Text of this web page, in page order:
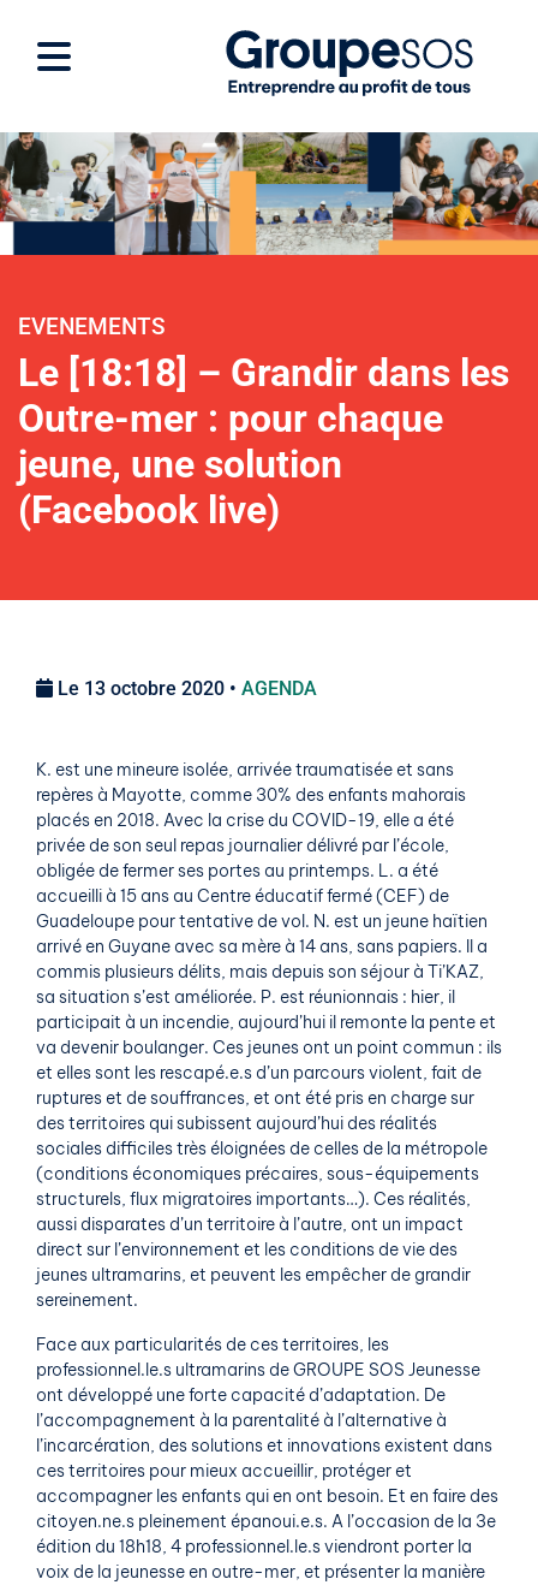
EVENEMENTS
Le [18:18] – Grandir dans les
Outre-mer : pour chaque
jeune, une solution
(Facebook live)
Le 13 octobre 2020 • AGENDA
K. est une mineure isolée, arrivée traumatisée et sans
repères à Mayotte, comme 30% des enfants mahorais
placés en 2018. Avec la crise du COVID-19, elle a été
privée de son seul repas journalier délivré par l’école,
obligée de fermer ses portes au printemps. L. a été
accueilli à 15 ans au Centre éducatif fermé (CEF) de
Guadeloupe pour tentative de vol. N. est un jeune haïtien
arrivé en Guyane avec sa mère à 14 ans, sans papiers. Il a
commis plusieurs délits, mais depuis son séjour à Ti’KAZ,
sa situation s’est améliorée. P. est réunionnais : hier, il
participait à un incendie, aujourd’hui il remonte la pente et
va devenir boulanger. Ces jeunes ont un point commun : ils
et elles sont les rescapé.e.s d’un parcours violent, fait de
ruptures et de souffrances, et ont été pris en charge sur
des territoires qui subissent aujourd’hui des réalités
sociales difficiles très éloignées de celles de la métropole
(conditions économiques précaires, sous-équipements
structurels, flux migratoires importants…). Ces réalités,
aussi disparates d’un territoire à l’autre, ont un impact
direct sur l’environnement et les conditions de vie des
jeunes ultramarins, et peuvent les empêcher de grandir
sereinement.
Face aux particularités de ces territoires, les
professionnel.le.s ultramarins de GROUPE SOS Jeunesse
ont développé une forte capacité d’adaptation. De
l’accompagnement à la parentalité à l’alternative à
l’incarcération, des solutions et innovations existent dans
ces territoires pour mieux accueillir, protéger et
accompagner les enfants qui en ont besoin. Et en faire des
citoyen.ne.s pleinement épanoui.e.s. A l’occasion de la 3e
édition du 18h18, 4 professionnel.le.s viendront porter la
voix de la jeunesse en outre-mer, et présenter la manière